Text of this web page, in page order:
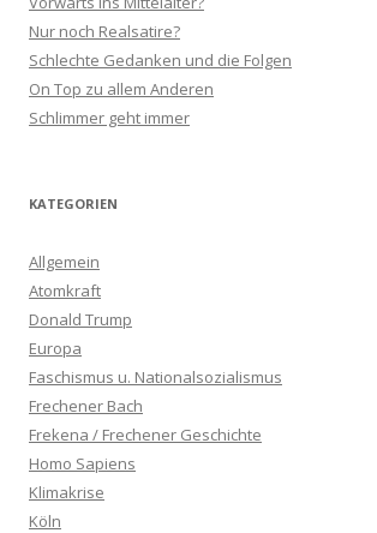
Nur noch Realsatire?
Schlechte Gedanken und die Folgen
On Top zu allem Anderen
Schlimmer geht immer
KATEGORIEN
Allgemein
Atomkraft
Donald Trump
Europa
Faschismus u. Nationalsozialismus
Frechener Bach
Frekena / Frechener Geschichte
Homo Sapiens
Klimakrise
Köln